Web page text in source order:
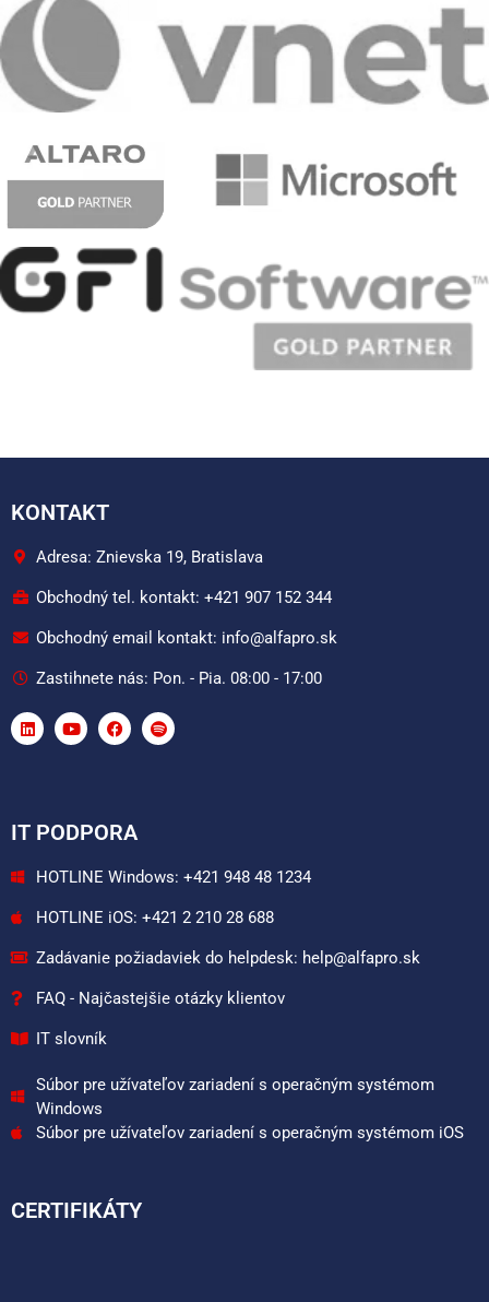
KONTAKT
Adresa: Znievska 19, Bratislava
Obchodný tel. kontakt: +421 907 152 344
Obchodný email kontakt: info@alfapro.sk
Zastihnete nás: Pon. - Pia. 08:00 - 17:00
IT PODPORA
HOTLINE Windows: +421 948 48 1234
HOTLINE iOS: +421 2 210 28 688
Zadávanie požiadaviek do helpdesk: help@alfapro.sk
FAQ - Najčastejšie otázky klientov
IT slovník
Súbor pre užívateľov zariadení s operačným systémom
Windows
Súbor pre užívateľov zariadení s operačným systémom iOS
CERTIFIKÁTY